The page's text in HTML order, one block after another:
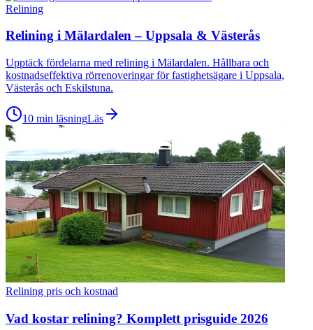
Relining
Relining i Mälardalen – Uppsala & Västerås
Upptäck fördelarna med relining i Mälardalen. Hållbara och
kostnadseffektiva rörrenoveringar för fastighetsägare i Uppsala,
Västerås och Eskilstuna.
10 min läsningLäs
Relining pris och kostnad
Vad kostar relining? Komplett prisguide 2026